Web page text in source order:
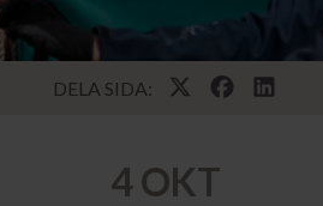
DELA SIDA:
4 OKT